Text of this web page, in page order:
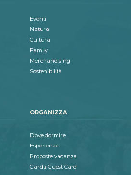
Eventi
Natura
Cultura
Family
Merchandising
Sostenibilità
ORGANIZZA
Dove dormire
Esperienze
Proposte vacanza
Garda Guest Card